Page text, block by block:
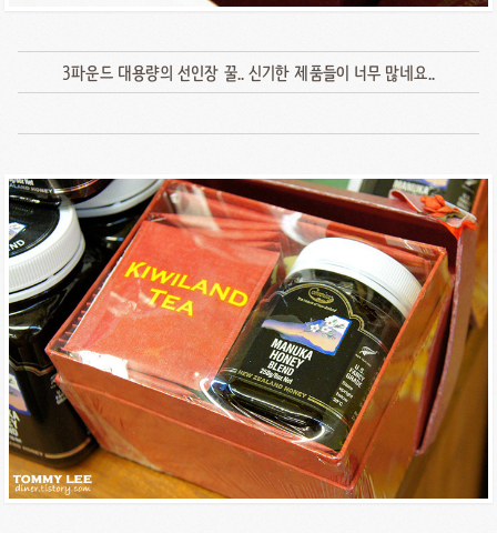
3파운드 대용량의 선인장 꿀.. 신기한 제품들이 너무 많네요..